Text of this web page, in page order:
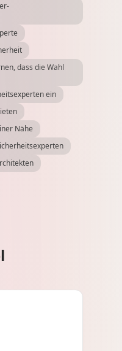
dass die Wahl
ein
Nähe